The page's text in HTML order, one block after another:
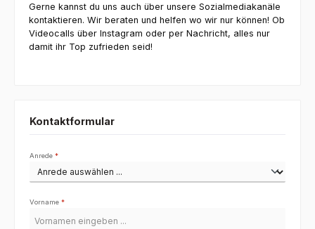
Gerne kannst du uns auch über unsere Sozialmediakanäle
kontaktieren. Wir beraten und helfen wo wir nur können! Ob
Videocalls über Instagram oder per Nachricht, alles nur
damit ihr Top zufrieden seid!
Kontaktformular
Anrede *
Vorname *